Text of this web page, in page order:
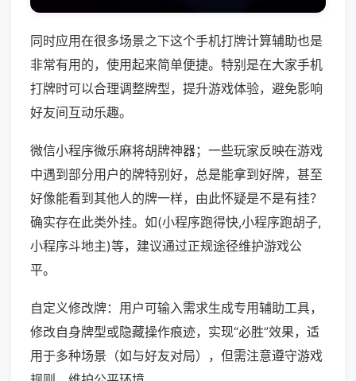
同时应用在很多场景之下这个手机打牌计算辅助也是
非常有用的，使用起来简单便捷。特别是在大家手机
打牌时可以合理调整牌型，提升游戏体验，避免影响
好友间互动乐趣。
微信小程序微乐麻将胡牌神器；一些玩家反映在游戏
中遇到部分用户的牌特别好，总是能拿到好牌，甚至
好像能看到其他人的牌一样，由此怀疑是不是有挂？
确实存在此类外挂。如(小程序跑得快,小程序跑胡子,
小程序斗地主)等，建议通过正规途径维护游戏公
平。
自定义修改牌：用户可输入需求生成专用辅助工具，
修改自身牌型或隐藏操作痕迹，实现“必胜”效果，适
用于多种场景（如与好友对局），但需注意遵守游戏